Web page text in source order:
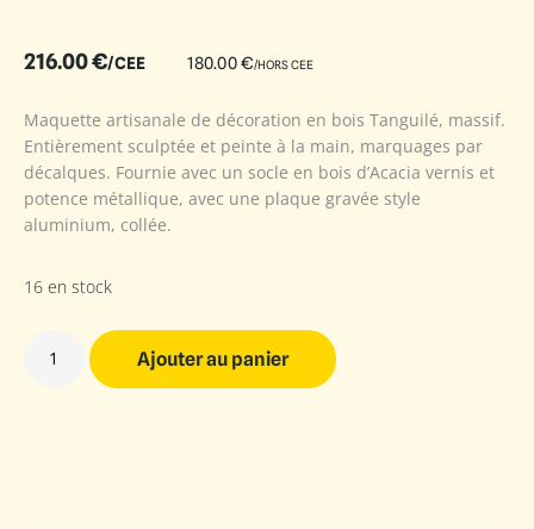
216.00€/CEE 180.00€/HORS CEE
Maquette artisanale de décoration en bois Tanguilé, massif.
Entièrement sculptée et peinte à la main, marquages par
décalques. Fournie avec un socle en bois d’Acacia vernis et
potence métallique, avec une plaque gravée style
aluminium, collée.
16 en stock
Ajouter au panier